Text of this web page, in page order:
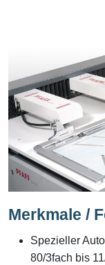
Merkmale /
Spezieller
80/3fach bis